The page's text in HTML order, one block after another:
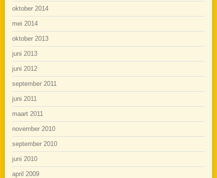
oktober 2014
mei 2014
oktober 2013
juni 2013
juni 2012
september 2011
juni 2011
maart 2011
november 2010
september 2010
juni 2010
april 2009